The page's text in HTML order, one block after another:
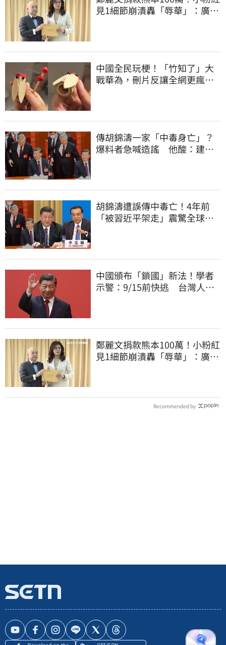
見1細節崩潰轟「辱華」：廣西
中國全民玩梗！「竹知了」大
戰華為，刪片反讓全網更瘋
傳胡錦濤一家「中毒身亡」？
爆料者急喊造謠 他酸：建議
胡錦濤遭誤傳中毒亡！4年前
「被習近平架走」震驚全球
中國頒布「鎖國」新法！學者
示警：9/15前快逃 台灣人也
鄭麗文捐款熊本100萬！小粉紅
見1細節崩潰轟「辱華」：廣西
Recommended by